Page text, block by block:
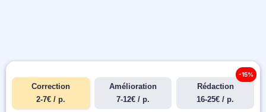
Correction
2-7€ / p.
Amélioration
7-12€ / p.
Rédaction
16-25€ / p.
-15%